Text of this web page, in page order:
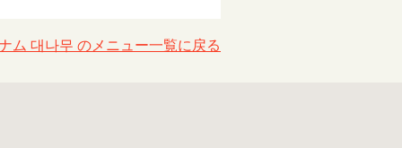
ム 대나무 のメニュー一覧に戻る